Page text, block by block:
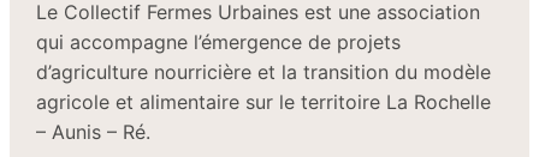
Le Collectif Fermes Urbaines est une association
qui accompagne l’émergence de projets
d’agriculture nourricière et la transition du modèle
agricole et alimentaire sur le territoire La Rochelle
– Aunis – Ré.